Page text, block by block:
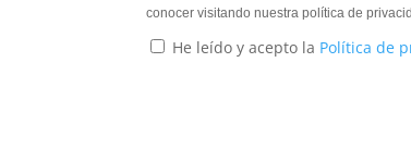
conocer visitando nuestra política de
He leído y acepto la Política de